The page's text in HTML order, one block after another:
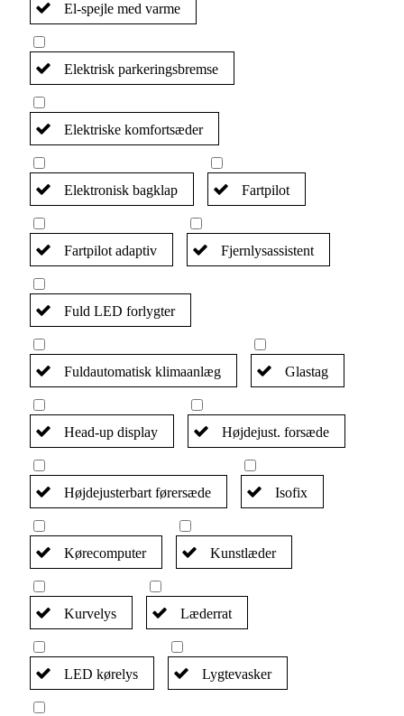
El-spejle med varme
Elektrisk parkeringsbremse
Elektriske komfortsæder
Elektronisk bagklap Fartpilot
Fartpilot adaptiv Fjernlysassistent
Fuld LED forlygter
Fuldautomatisk klimaanlæg Glastag
Head-up display Højdejust. forsæde
Højdejusterbart førersæde Isofix
Kørecomputer Kunstlæder
Kurvelys Læderrat
LED kørelys Lygtevasker